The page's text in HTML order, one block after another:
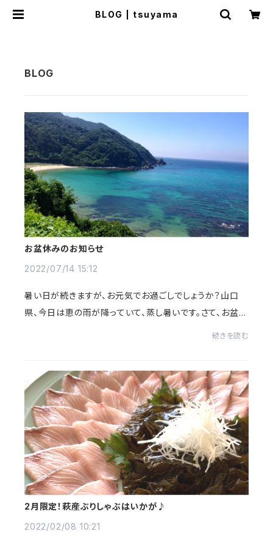
BLOG | tsuyama
お盆休みのお知らせ
2022/07/14 15:12
暑い日が続きますが、お元気でお過ごしでしょうか？山口
県、今日は恵の雨が降っていて、蒸し暑いです。さて、お盆休
続きを読む
2月限定！萩産ぶりしゃぶはいかが♪
2022/02/08 10:21